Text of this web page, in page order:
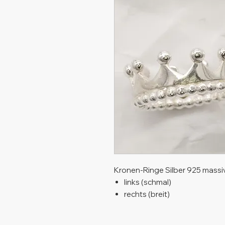
Kronen-Ringe Silber 925
links (schmal)
rechts (breit)